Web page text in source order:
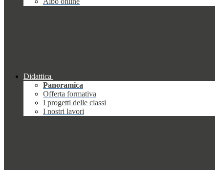
Didattica
Panoramica
Offerta formativa
I progetti delle classi
I nostri lavori